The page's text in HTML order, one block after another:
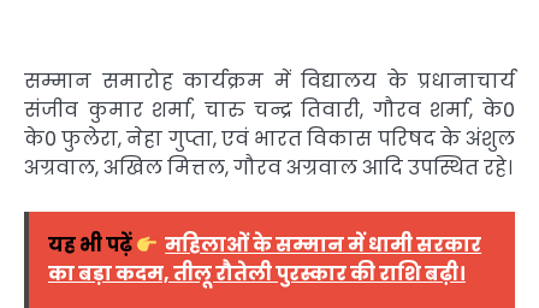
सम्मान समारोह कार्यक्रम में विद्यालय के प्रधानाचार्य
संजीव कुमार शर्मा, चारु चन्द्र तिवारी, गौरव शर्मा, के0
के0 फुलेरा, नेहा गुप्ता, एवं भारत विकास परिषद के अंशुल
अग्रवाल, अखिल मित्तल, गौरव अग्रवाल आदि उपस्थित रहे।
यह भी पढ़ें
महिलाओं के सम्मान में धामी सरकार
का बड़ा कदम, तीलू रौतेली पुरस्कार की राशि बढ़ी।